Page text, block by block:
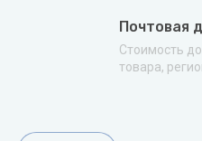
Почтовая
Стоимость
товара,